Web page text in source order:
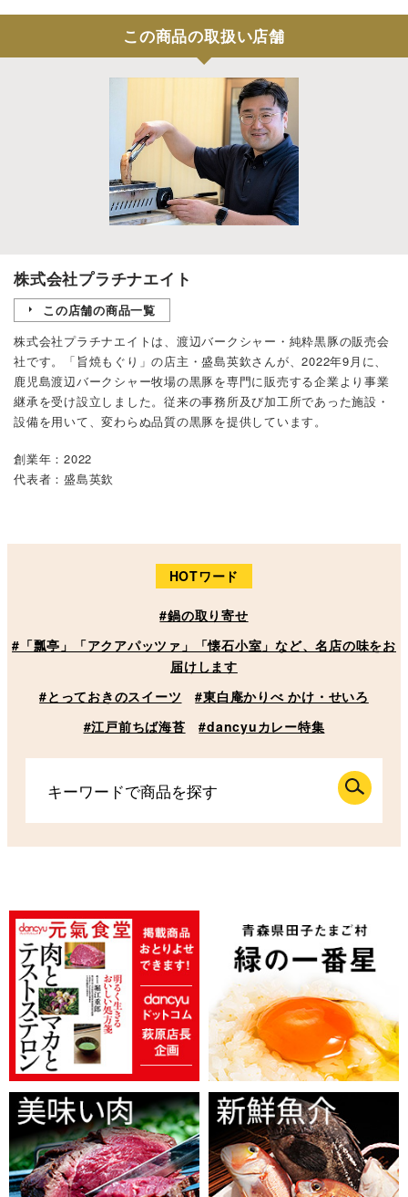
この商品の取扱い店舗
株式会社プラチナエイト
この店舗の商品一覧
株式会社プラチナエイトは、渡辺バークシャー・純粋黒豚の販売会
社です。「旨焼もぐり」の店主・盛島英欽さんが、2022年9月に、
鹿児島渡辺バークシャー牧場の黒豚を専門に販売する企業より事業
継承を受け設立しました。従来の事務所及び加工所であった施設・
設備を用いて、変わらぬ品質の黒豚を提供しています。
創業年：2022
代表者：盛島英欽
HOTワード
#鍋の取り寄せ
#「瓢亭」「アクアパッツァ」「懐石小室」など、名店の味をお
届けします
#とっておきのスイーツ
#東白庵かりべ かけ・せいろ
#江戸前ちば海苔
#dancyuカレー特集